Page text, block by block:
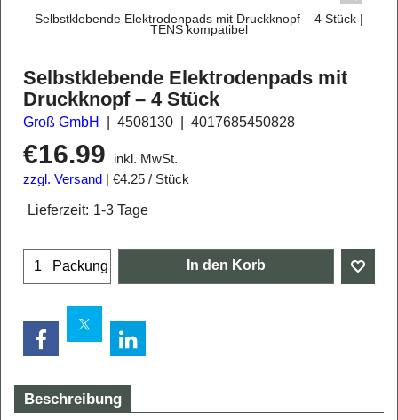
Selbstklebende Elektrodenpads mit Druckknopf – 4 Stück |
TENS kompatibel
Selbstklebende Elektrodenpads mit
Druckknopf – 4 Stück
Groß GmbH 4508130 4017685450828
€16.99
inkl. MwSt.
zzgl. Versand
€4.25 / Stück
Lieferzeit: 1-3 Tage
Packung In den Korb
Beschreibung